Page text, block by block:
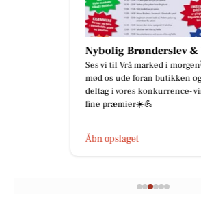
Nybolig Brønderslev &
Ses vi til Vrå marked i
mød os ude foran butikken og
deltag i vores konkurrence-
fine præmier☀️💪
Åbn opslaget